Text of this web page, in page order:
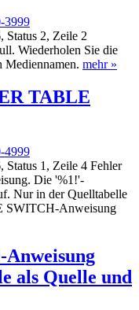
3999
Status 2, Zeile 2
Wiederholen Sie die
mehr »
TABLE
4999
Status 1, Zeile 4 Fehler
Die '%1!'-
Nur in der Quelltabelle
SWITCH-Anweisung
als Quelle und